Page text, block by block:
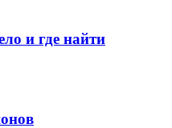
и где найти